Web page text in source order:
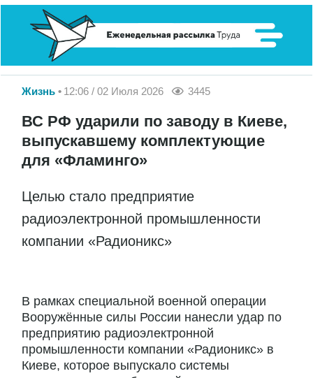
Жизнь 12:06 / 02 Июля 2026 3445
ВС РФ ударили по заводу в Киеве,
выпускавшему комплектующие
для «Фламинго»
Целью стало предприятие
радиоэлектронной промышленности
компании «Радионикс»
В рамках специальной военной операции
Вооружённые силы России нанесли удар по
предприятию радиоэлектронной
промышленности компании «Радионикс» в
Киеве, которое выпускало системы